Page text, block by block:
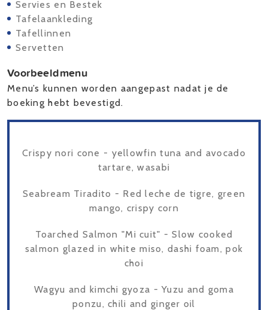
Servies en Bestek
Tafelaankleding
Tafellinnen
Servetten
Voorbeeldmenu
Menu’s kunnen worden aangepast nadat je de
boeking hebt bevestigd.
Crispy nori cone - yellowfin tuna and avocado
tartare, wasabi
Seabream Tiradito - Red leche de tigre, green
mango, crispy corn
Toarched Salmon "Mi cuit" - Slow cooked
salmon glazed in white miso, dashi foam, pok
choi
Wagyu and kimchi gyoza - Yuzu and goma
ponzu, chili and ginger oil